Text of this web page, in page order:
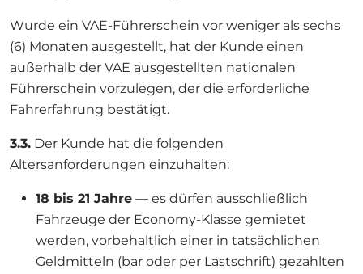
Wurde ein VAE-Führerschein vor weniger als sechs
(6) Monaten ausgestellt, hat der Kunde einen
außerhalb der VAE ausgestellten nationalen
Führerschein vorzulegen, der die erforderliche
Fahrerfahrung bestätigt.
3.3. Der Kunde hat die folgenden
Altersanforderungen einzuhalten:
18 bis 21 Jahre — es dürfen ausschließlich
Fahrzeuge der Economy-Klasse gemietet
werden, vorbehaltlich einer in tatsächlichen
Geldmitteln (bar oder per Lastschrift) gezahlten